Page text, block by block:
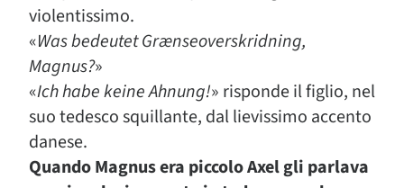
violentissimo.
«Was bedeutet Grænseoverskridning,
Magnus?»
«Ich habe keine Ahnung!» risponde il figlio, nel
suo tedesco squillante, dal lievissimo accento
danese.
Quando Magnus era piccolo Axel gli parlava